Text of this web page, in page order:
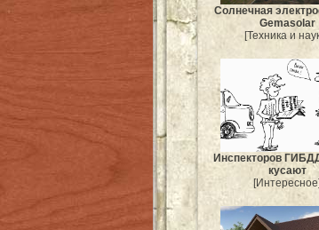
Солнечная
Gemasolar
[Техника и
Инспекторов
кусают
[Интересное]